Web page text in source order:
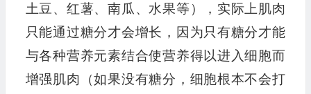
土豆、红薯、南瓜、水果等），实际上肌肉
只能通过糖分才会增长，因为只有糖分才能
与各种营养元素结合使营养得以进入细胞而
增强肌肉（如果没有糖分，细胞根本不会打